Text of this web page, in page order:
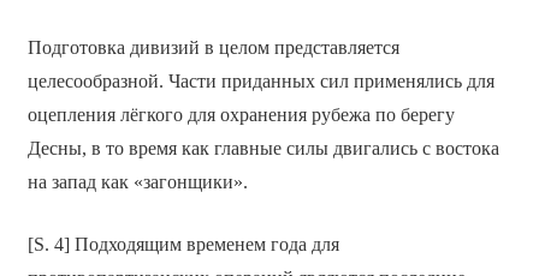
Подготовка дивизий в целом представляется
целесообразной. Части приданных сил применялись для
оцепления лёгкого для охранения рубежа по берегу
Десны, в то время как главные силы двигались с востока
на запад как «загонщики».
[S. 4] Подходящим временем года для